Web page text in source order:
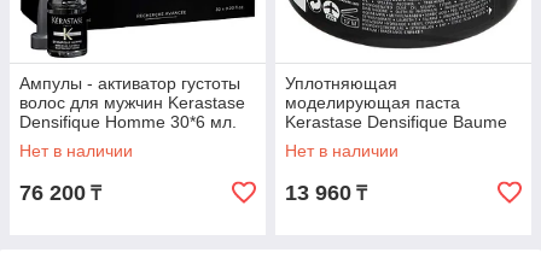
Ампулы - активатор густоты
волос для мужчин Kerastase
Densifique Homme 30*6 мл.
Нет в наличии
76 200 ₸
Уплотняющая
моделирующая паста
Kerastase Densifique Baume
Densite Homme 75 мл.
Нет в наличии
13 960 ₸